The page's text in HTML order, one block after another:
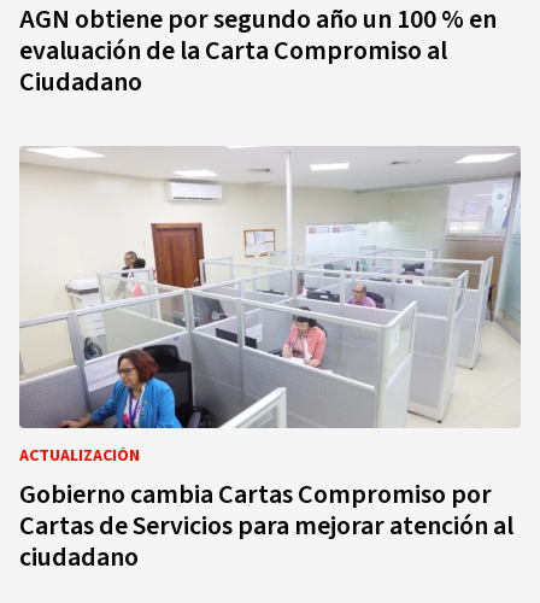
AGN obtiene por segundo año un 100 % en
evaluación de la Carta Compromiso al
Ciudadano
ACTUALIZACIÓN
Gobierno cambia Cartas Compromiso por
Cartas de Servicios para mejorar atención al
ciudadano